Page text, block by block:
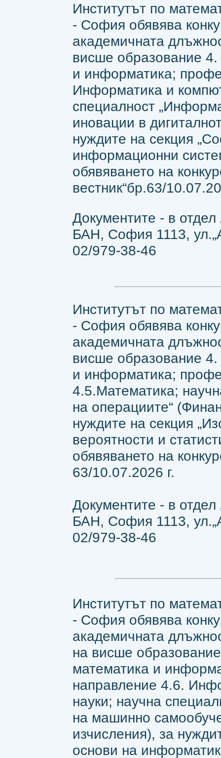
Институтът по
- София обявява
академичната
висше образование
и информатика;
Информатика и
специалност
иновации в
нуждите на секция
информационни
обявяването на
вестник“бр.63/
Документите - в
БАН, София 1113,
02/979-38-46
Институтът по
- София обявява
академичната
висше образование
и информатика;
4.5.Математика;
на операциите“
нуждите на секция
вероятности и
обявяването на
63/10.07.2026 г.
Документите - в
БАН, София 1113,
02/979-38-46
Институтът по
- София обявява
академичната
на висше
математика и
направление 4.6.
науки; научна
на машинно
изчисления), за
основи на